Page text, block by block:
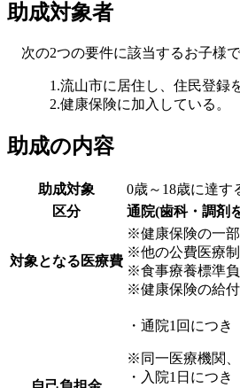
助成対象者
次の2つの要件に該当するお子様で
1.流山市に居住し、住民登録を
2.健康保険に加入している。
助成の内容
助成対象
0歳～18歳に達す
区分
通院(歯科・調剤
対象となる医療費
※健康保険の一
※他の公費医療
※食事療養標準
※健康保険の給
・通院1回につ
※同一医療機関、
・入院1日につ